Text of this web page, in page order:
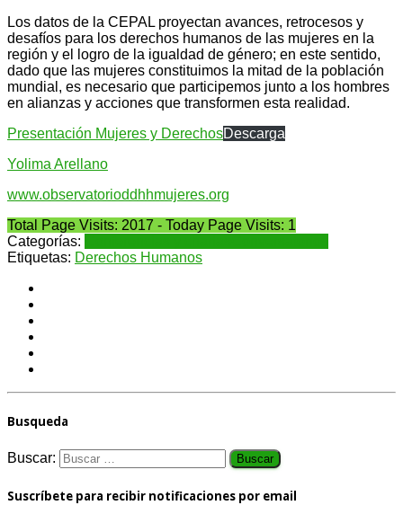
Los datos de la CEPAL proyectan avances, retrocesos y
desafíos para los derechos humanos de las mujeres en la
región y el logro de la igualdad de género; en este sentido,
dado que las mujeres constituimos la mitad de la población
mundial, es necesario que participemos junto a los hombres
en alianzas y acciones que transformen esta realidad.
Presentación Mujeres y DerechosDescarga
Yolima Arellano
www.observatorioddhhmujeres.org
Total Page Visits: 2017 - Today Page Visits: 1
Categorías:
Etiquetas: Derechos Humanos
Busqueda
Buscar:
Suscríbete para recibir notificaciones por email